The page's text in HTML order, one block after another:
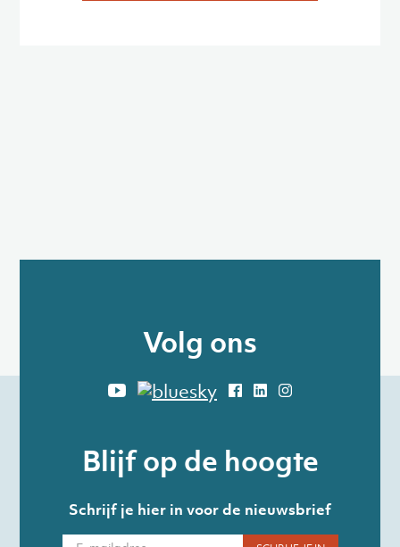
Volg ons
Blijf op de hoogte
Schrijf je hier in voor de nieuwsbrief